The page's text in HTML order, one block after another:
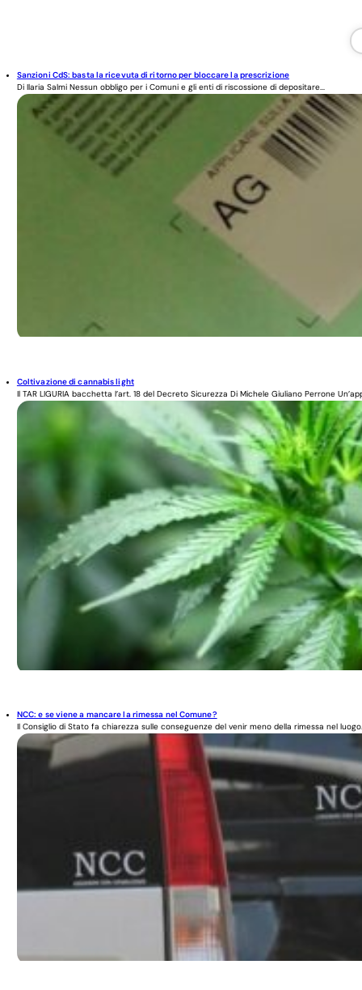
Sanzioni CdS: basta la ricevuta di ritorno per bloccare la prescrizione
Di Ilaria Salmi Nessun obbligo per i Comuni e gli enti di riscossione di depositare...
Coltivazione di cannabis light
Il TAR LIGURIA bacchetta l’art. 18 del Decreto Sicurezza Di Michele Giuliano Perrone
NCC: e se viene a mancare la rimessa nel Comune?
Il Consiglio di Stato fa chiarezza sulle conseguenze del venir meno della rimessa nel